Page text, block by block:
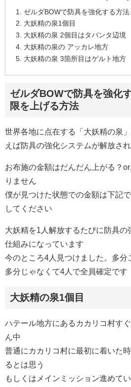
ゼルダBOWで防具を強化する方
大妖精の泉1個目
大妖精の泉 2個目はタバンタ辺境
大妖精の泉の アッカレ地方
大妖精の泉 3箇所目はゲルト地方
ゼルダBOWで防具を強化
限を上げる方法
世界各地に点在する「大妖精の泉
えば防具の強化システムが解放さ
お布施の金額はだんだん上がる？
りません
僕が見つけた状態での金額は下記
してください
大妖精を1人解放するたびに防具の
仕組みになっています
今のところ4人見つけました。多分
多分じゃなくて4人で全員確定です
大妖精の泉1個目
ハテール地方にあるカカリコ村す
ん中
普通にカカリコ村に最初に着いた
るとは思う
もしくはメインミッション進めて